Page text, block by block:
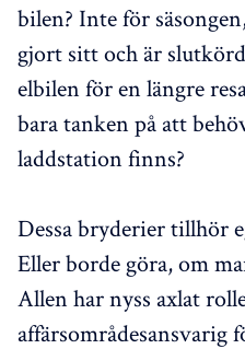
bilen? Inte för
gjort sitt och är
elbilen för en längre
bara tanken på att
laddstation finns?
Dessa bryderier tillhör
Eller borde göra, om
Allen har nyss axlat
affärsområdesansvarig